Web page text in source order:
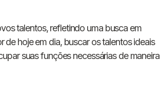
talentos, refletindo uma busca em
hoje em dia, buscar os talentos ideais
suas funções necessárias de maneira